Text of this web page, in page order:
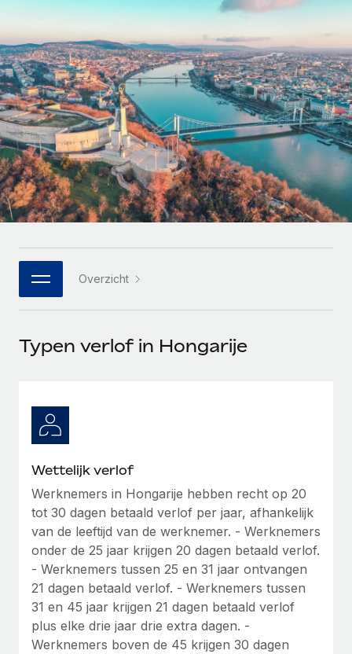
Zzp'ers internationaal onboarden en beheren
PEO
Ingewikkelde HR-taken eenvoudig uitbesteden
INFRASTRUCTUUR
Remote Embedded
HR naadloos in workflows integreren
Platform
Ingebouwde essentiële HR-functies voor je team
Integraties
DIENSTEN
Krijg hulp van global HR- en juridische experts
Achtergrondonderzoek
kandidaten
Compliance Watchtower
Blijf compliance-risico's voor
Apparaatbeheer
Lever en track wereldwijd IT-middelen
Entiteiten oprichten
Stel snel compliant entiteiten op
GROEIFASE
Start-ups
Flexibele global HR en payroll solutions voor groeiende
bedrijven
Mid-market
Teams uitbreiden met HR solutions op maat
Enterprise
Global HR voor grote bedrijven
WERK MET ONS SAMEN
Strategische technologiepartners
Een partner worden
Ontdek hoe je met ons kunt samenwerken
Integraties en advies over AI-automatiseringen
Betalingscalculator voor zzp'ers
internationale zzp'ers
LEREN MET REMOTE
Onderzoek en gidsen
Casestudy's
HR-woordenlijst
Checklists en templates
Webinars
Newsroom
Inzichtencentrum
Support
Alle bronnen bekijken
BLOG
Global Payroll
EOR en PEO
Contractor Management
Français
Deutsch
Español
Italiano
Português (Portugal)
日本語
한국어
Overzicht
Typen verlof in Hongarije
Wettelijk verlof
Werknemers in Hongarije hebben recht op 20
tot 30 dagen betaald verlof per jaar, afhankelijk
van de leeftijd van de werknemer. - Werknemers
onder de 25 jaar krijgen 20 dagen betaald verlof.
- Werknemers tussen 25 en 31 jaar ontvangen
21 dagen betaald verlof. - Werknemers tussen
31 en 45 jaar krijgen 21 dagen betaald verlof
plus elke drie jaar drie extra dagen. -
Werknemers boven de 45 krijgen 30 dagen